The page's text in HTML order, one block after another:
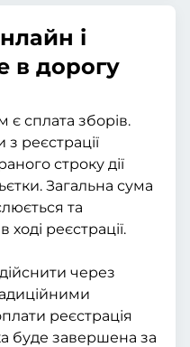
і
в дорогу
є сплата зборів.
з реєстрації
строку дії
Загальна сума
та
ході реєстрації.
через
реєстрація
буде завершена за